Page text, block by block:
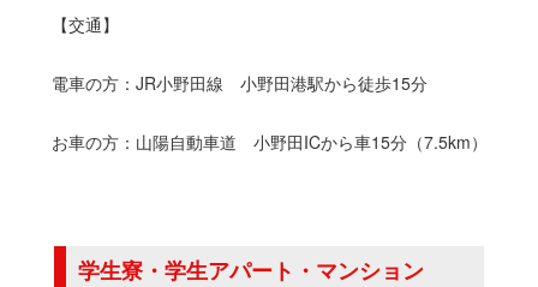
学生寮・学生アパート・マンション
【交通】
電車の方：JR小野田線 小野田港駅から徒歩15分
お車の方：山陽自動車道 小野田ICから車15分（7.5km）